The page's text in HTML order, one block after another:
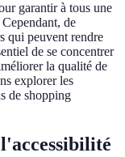
garantir à tous une
de
qui peuvent rendre
de se concentrer
la qualité de
explorer les
de shopping